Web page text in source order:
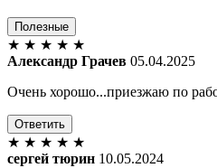
Полезные
★ ★ ★ ★ ★
Александр Грачев 05.04.2025
Очень хорошо...приезжаю по
Ответить
★ ★ ★ ★ ★
сергей тюрин 10.05.2024